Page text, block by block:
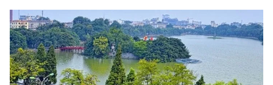
Câu chuyện quốc tế
Thị trường
Góc doanh nghiệp
Dữ liệu và đời sống
Truyền hình
Phim VTV
Giải trí